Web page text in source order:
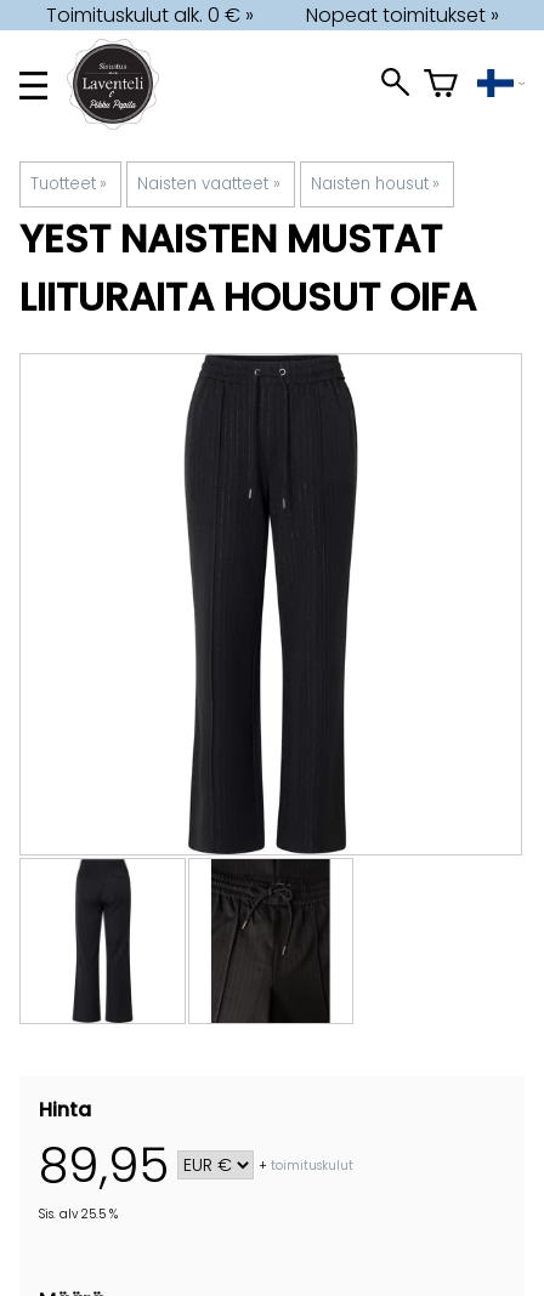
Toimituskulut alk. 0 € » Nopeat toimitukset »
Tuotteet ‪» Naisten vaatteet ‪» Naisten housut ‪»
YEST NAISTEN MUSTAT
LIITURAITA HOUSUT OIFA
Hinta
89,95 +toimituskulut
Sis. alv 25.5 %